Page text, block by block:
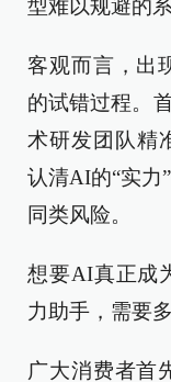
型难以规避的
客观而言，出
的试错过程。
术研发团队精
认清AI的“实力
同类风险。
想要AI真正成
力助手，需要
广大消费者首